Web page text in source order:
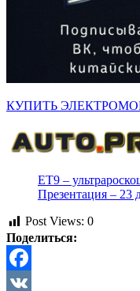
КУПИТЬ
ET9 –
Презентация – 23
Post Views: 0
Поделиться:
Facebook